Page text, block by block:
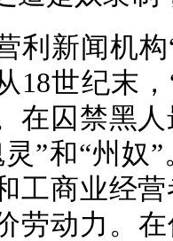
闻机构“
18世纪末
在囚禁黑
”和“州奴
工商业经
劳动力。